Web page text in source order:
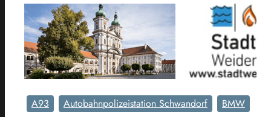
A93 Autobahnpolizeistation Schwandorf
BMW